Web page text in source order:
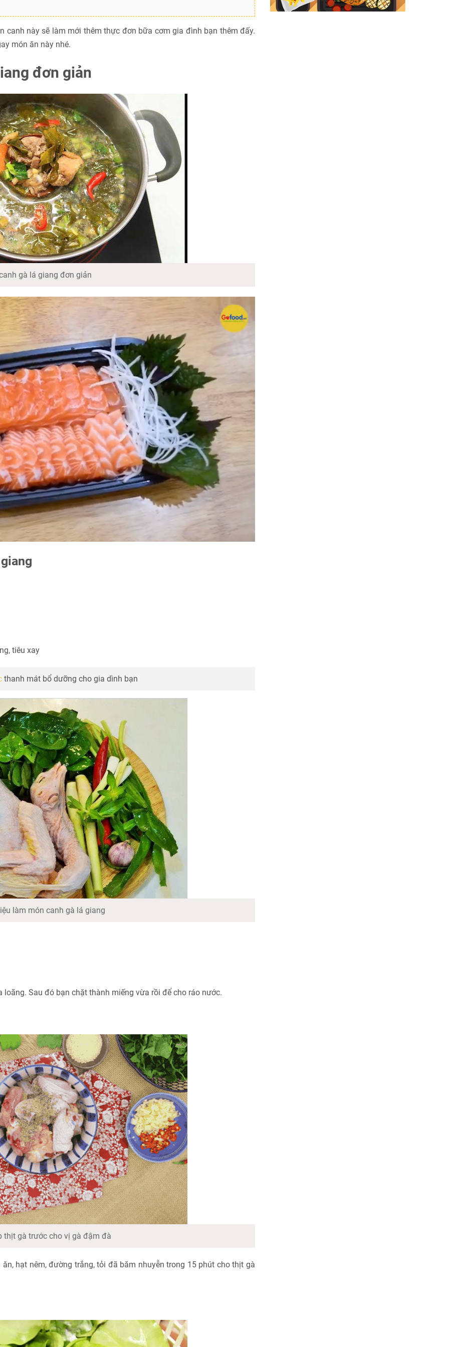
canh này sẽ làm mới thêm thực đơn bữa cơm gia đình bạn thêm đấy.
món ăn này nhé.
đơn giản
gà lá giang đơn giản
tiêu xay
thanh mát bổ dưỡng cho gia dình bạn
làm món canh gà lá giang
Sau đó bạn chặt thành miếng vừa rồi để cho ráo nước.
thịt gà trước cho vị gà đậm đà
hạt nêm, đường trắng, tỏi đã băm nhuyễn trong 15 phút cho thịt gà